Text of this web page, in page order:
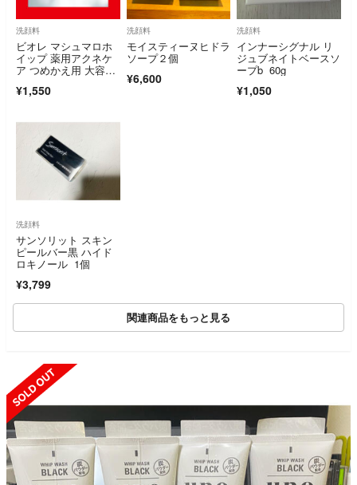
洗顔料
ビオレ マシュマロホ
イップ 薬用アクネケ
ア つめかえ用 大容
¥1,550
洗顔料
モイスティーヌヒドラ
ソープ２個
¥6,600
洗顔料
インナーシグナル リ
ジュブネイトベースソ
ープb 60g
¥1,050
洗顔料
サンソリット スキン
ピールバー黒 ハイド
ロキノール 1個
¥3,799
関連商品をもっと見る